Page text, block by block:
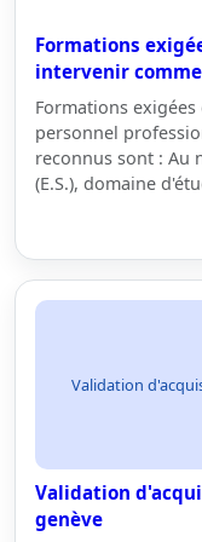
Formations
intervenir
Formations
personnel
reconnus sont : Au
(E.S.), domaine
Validation
Validation
genève